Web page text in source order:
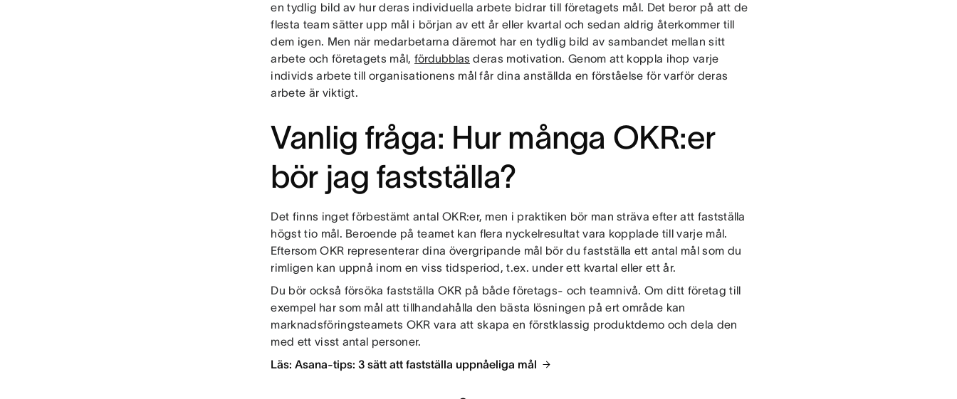
en tydlig bild av hur deras individuella arbete bidrar till företagets mål. Det beror på att de
flesta team sätter upp mål i början av ett år eller kvartal och sedan aldrig återkommer till
dem igen. Men när medarbetarna däremot har en tydlig bild av sambandet mellan sitt
arbete och företagets mål, fördubblas deras motivation. Genom att koppla ihop varje
individs arbete till organisationens mål får dina anställda en förståelse för varför deras
arbete är viktigt.
Vanlig fråga: Hur många OKR:er
bör jag fastställa?
Det finns inget förbestämt antal OKR:er, men i praktiken bör man sträva efter att fastställa
högst tio mål. Beroende på teamet kan flera nyckelresultat vara kopplade till varje mål.
Eftersom OKR representerar dina övergripande mål bör du fastställa ett antal mål som du
rimligen kan uppnå inom en viss tidsperiod, t.ex. under ett kvartal eller ett år.
Du bör också försöka fastställa OKR på både företags- och teamnivå. Om ditt företag till
exempel har som mål att tillhandahålla den bästa lösningen på ert område kan
marknadsföringsteamets OKR vara att skapa en förstklassig produktdemo och dela den
med ett visst antal personer.
Läs: Asana-tips: 3 sätt att fastställa uppnåeliga mål